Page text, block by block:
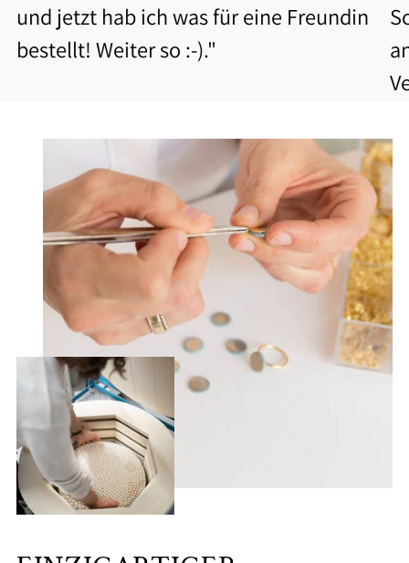
und jetzt hab ich was für eine Freundin
bestellt! Weiter so :-)."